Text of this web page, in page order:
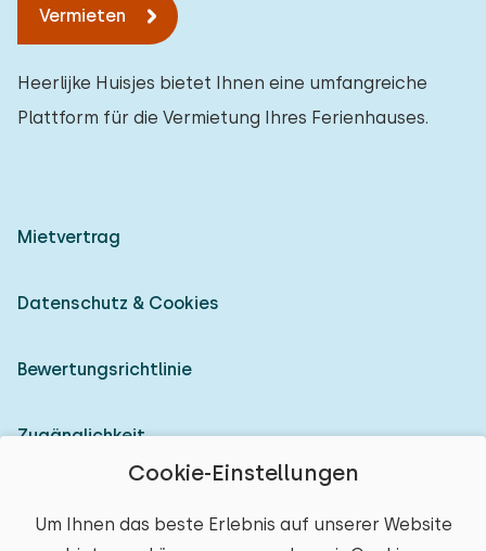
Cookie-Einstellungen
Um Ihnen das beste Erlebnis auf unserer Website
Vermieten
Heerlijke Huisjes bietet Ihnen eine umfangreiche
Plattform für die Vermietung Ihres Ferienhauses.
Mietvertrag
Datenschutz & Cookies
Bewertungsrichtlinie
Zugänglichkeit